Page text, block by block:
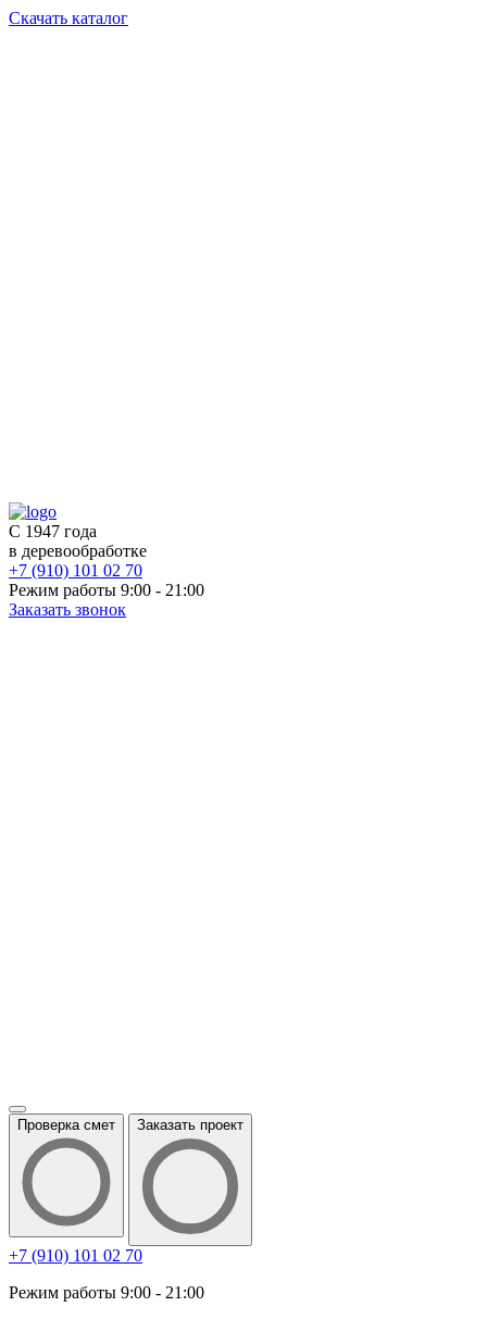
Скачать каталог
С 1947 года
в деревообработке
+7 (910) 101 02 70
Режим работы 9:00 - 21:00
Заказать звонок
Проверка смет Заказать проект
+7 (910) 101 02 70
Режим работы 9:00 - 21:00